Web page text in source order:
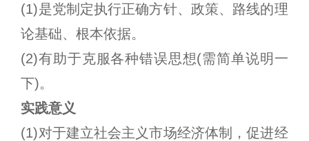
(1)是党制定执行正确方针、政策、路线的理
论基础、根本依据。
(2)有助于克服各种错误思想(需简单说明一
下)。
实践意义
(1)对于建立社会主义市场经济体制，促进经